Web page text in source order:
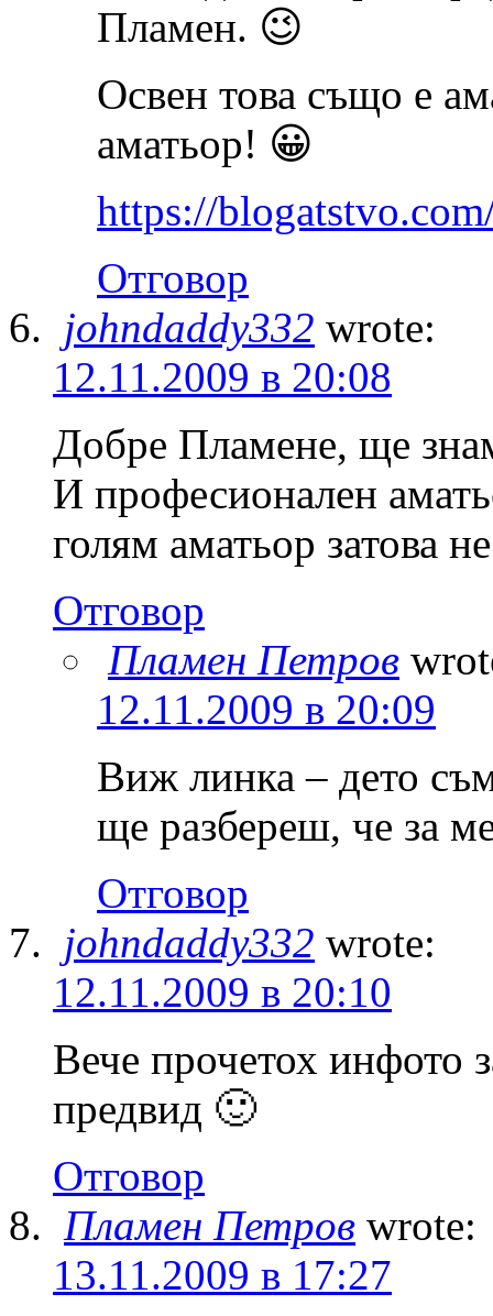
Пламен. 😉
Освен това също е
аматьор! 😀
https://
Отговор
johndaddy332 wrote:
12.11.2009 в 20:08
Добре Пламене, ще
И професионален
голям аматьор затова
Отговор
Пламен Петров
12.11.2009 в 20:09
Виж линка – дето
ще разбереш, че за
Отговор
johndaddy332 wrote:
12.11.2009 в 20:10
Вече прочетох инфото
предвид 🙂
Отговор
Пламен Петров wrote:
13.11.2009 в 17:27